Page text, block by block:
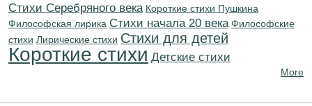
Cтихи Серебряного века Короткие стихи Пушкина
Философская лирика Cтихи начала 20 века Философские
стихи Лирические стихи Стихи для детей
Короткие стихи Детские стихи
More